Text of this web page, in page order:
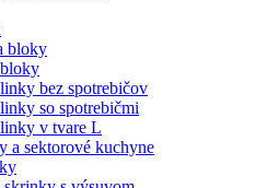
bloky
bez spotrebičov
so spotrebičmi
v tvare L
a sektorové kuchyne